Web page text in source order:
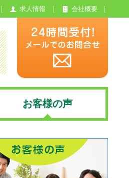
求人情報 会社概要
お客様の声